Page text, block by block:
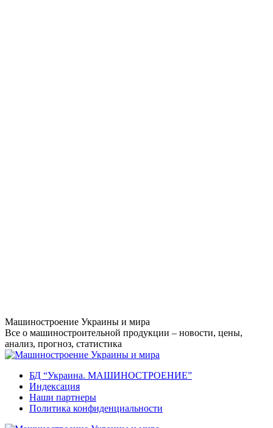
Машиностроение Украины и мира
Все о машиностроительной продукции – новости, цены,
анализ, прогноз, статистика
БД “Украина. МАШИНОСТРОЕНИЕ”
Индекcация
Наши партнеры
Политика конфиденциальности